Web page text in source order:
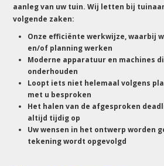
aanleg van uw tuin. Wij letten bij
volgende zaken:
Onze efficiënte werkwijze, waarbij
en/of planning werken
Moderne apparatuur en machines
onderhouden
Loopt iets niet helemaal volgens
met u besproken
Het halen van de afgesproken
altijd tijdig op
Uw wensen in het ontwerp worden
tekening wordt opgevolgd